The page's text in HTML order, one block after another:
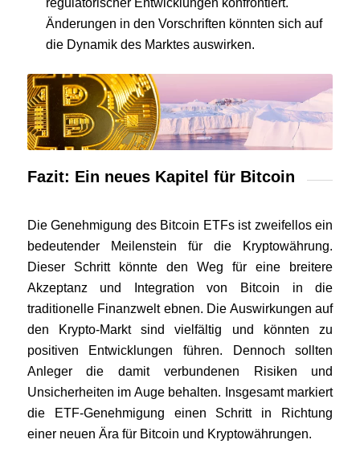
regulatorischer Entwicklungen konfrontiert.
Änderungen in den Vorschriften könnten sich auf
die Dynamik des Marktes auswirken.
Fazit: Ein neues Kapitel für Bitcoin
Die Genehmigung des Bitcoin ETFs ist zweifellos ein
bedeutender Meilenstein für die Kryptowährung.
Dieser Schritt könnte den Weg für eine breitere
Akzeptanz und Integration von Bitcoin in die
traditionelle Finanzwelt ebnen. Die Auswirkungen auf
den Krypto-Markt sind vielfältig und könnten zu
positiven Entwicklungen führen. Dennoch sollten
Anleger die damit verbundenen Risiken und
Unsicherheiten im Auge behalten. Insgesamt markiert
die ETF-Genehmigung einen Schritt in Richtung
einer neuen Ära für Bitcoin und Kryptowährungen.